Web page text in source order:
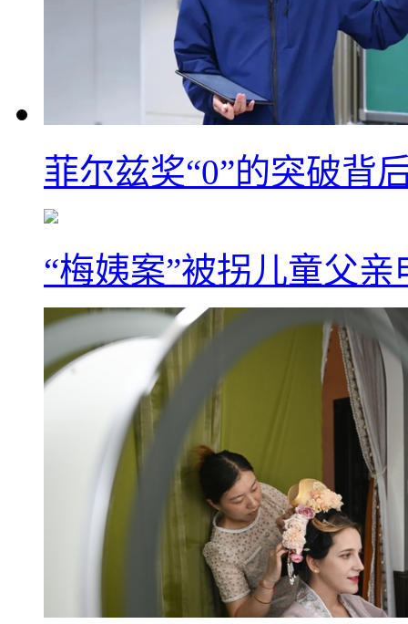
菲尔兹奖“0”的突破背
“梅姨案”被拐儿童父